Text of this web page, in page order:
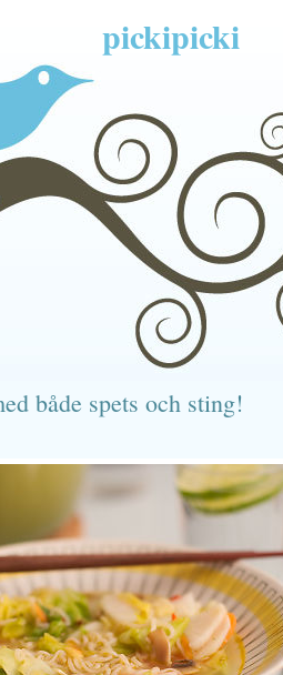
pickipicki
både spets och sting!